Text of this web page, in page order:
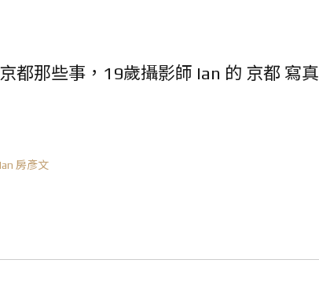
京都那些事，19歲攝影師 Ian 的 京都 寫真
Ian 房彥文